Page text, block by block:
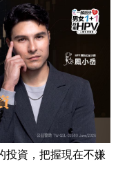
投資，把握現在不嫌